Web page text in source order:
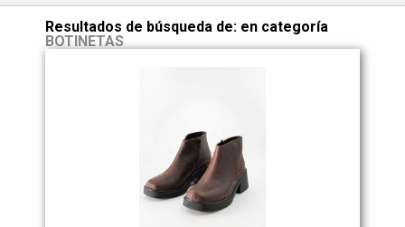
Resultados de búsqueda de: en categoría
BOTINETAS